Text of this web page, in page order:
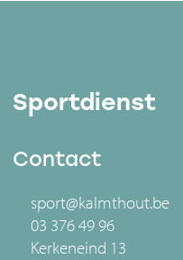
Sportdienst
Contact
sport@kalmthout.be
03 376 49 96
Kerkeneind 13